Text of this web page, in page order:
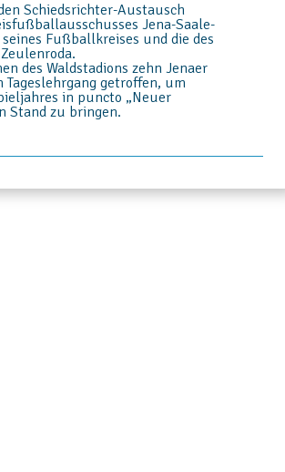
Schiedsrichter-Austausch
Jena-Saale-
Fußballkreises und die des
des Waldstadions zehn Jenaer
getroffen, um
in puncto „Neuer
Stand zu bringen.